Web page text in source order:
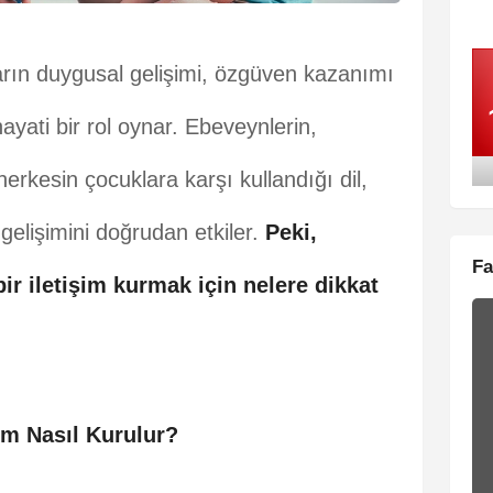
duygusal gelişimi, özgüven kazanımı
bir rol oynar. Ebeveynlerin,
çocuklara karşı kullandığı dil,
doğrudan etkiler. Peki,
iletişim kurmak için nelere dikkat
Nasıl Kurulur?